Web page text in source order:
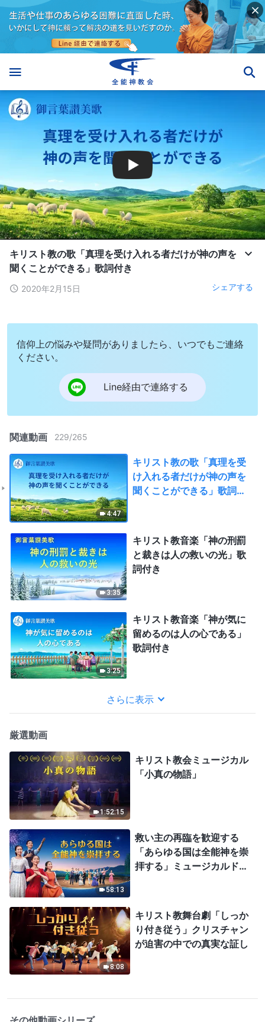
キリスト教の歌「真理を受け入れる者だけが神の声を
聞くことができる」歌詞付き
2020年2月15日 シェアする
信仰上の悩みや疑問がありましたら、いつでもご連絡
ください。
Line経由で連絡する
関連動画 229/265
4:47
キリスト教の歌「真理を受
け入れる者だけが神の声を
聞くことができる」歌詞付
3:35
キリスト教音楽「神の刑罰
と裁きは人の救いの光」歌
詞付き
3:25
キリスト教音楽「神が気に
留めるのは人の心である」
歌詞付き
さらに表示
厳選動画
1:52:15
キリスト教会ミュージカル
「小真の物語」
58:13
救い主の再臨を歓迎する
「あらゆる国は全能神を崇
拝する」ミュージカルドラ
8:08
キリスト教舞台劇「しっか
り付き従う」クリスチャン
が迫害の中での真実な証し